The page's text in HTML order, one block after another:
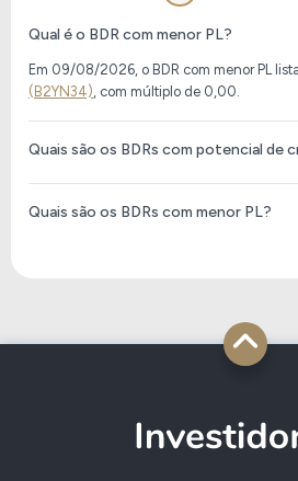
Qual é o BDR com menor PL?
Em 09/08/2026, o BDR com menor PL
(B2YN34) , com múltiplo de 0,00.
Quais são os BDRs com potencial de
Quais são os BDRs com menor PL?